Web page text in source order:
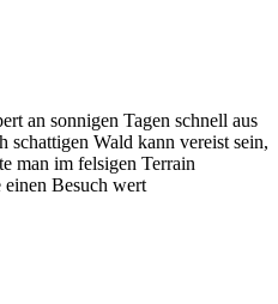
an sonnigen Tagen schnell aus
Wald kann vereist sein,
man im felsigen Terrain
Besuch wert